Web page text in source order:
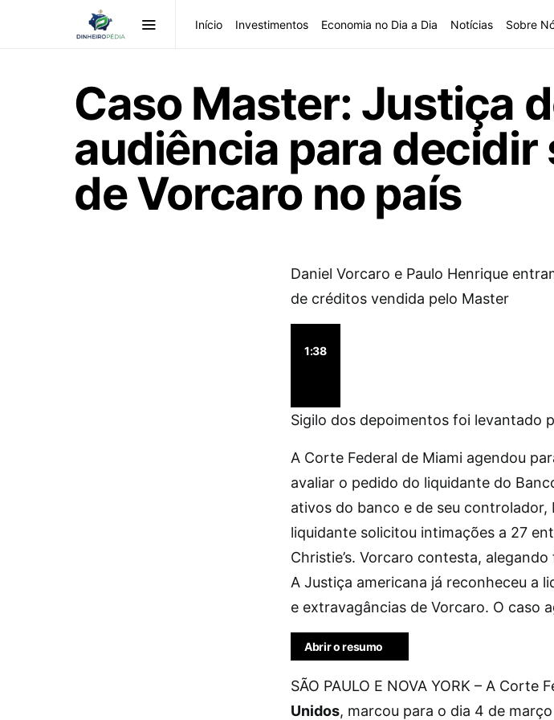
Início Investimentos Economia no Dia a Dia Notícias Sobre
Caso Master: Justiça
audiência para
de Vorcaro no país
Daniel Vorcaro e Paulo Henrique
de créditos vendida pelo Master
1:38
Sigilo dos depoimentos foi levantado
A Corte Federal de Miami agendou
avaliar o pedido do liquidante do
ativos do banco e de seu controlador,
liquidante solicitou intimações a 27
Christie’s. Vorcaro contesta,
A Justiça americana já reconheceu a
e extravagâncias de Vorcaro. O caso
Abrir o resumo
SÃO PAULO E NOVA YORK – A Corte
Unidos, marcou para o dia 4 de